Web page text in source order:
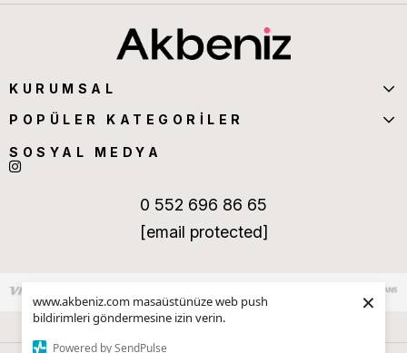
www.akbeniz.com masaüstünüze web push
bildirimleri göndermesine izin verin.
Powered by SendPulse
×
KURUMSAL
POPÜLER KATEGORİLER
SOSYAL MEDYA
0 552 696 86 65
[email protected]